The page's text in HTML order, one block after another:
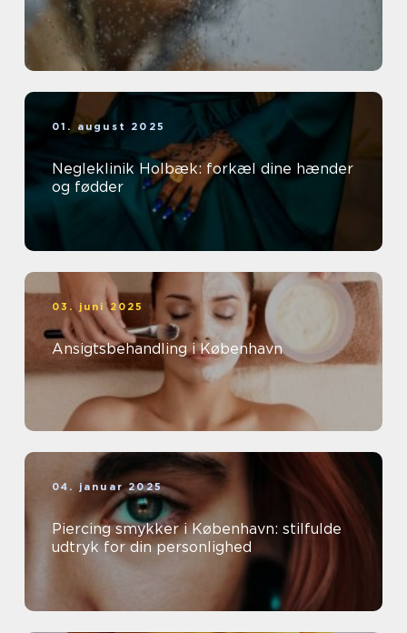
01. august 2025
Negleklinik Holbæk: forkæl dine hænder
og fødder
03. juni 2025
Ansigtsbehandling i København
04. januar 2025
Piercing smykker i København: stilfulde
udtryk for din personlighed